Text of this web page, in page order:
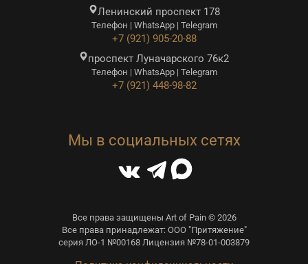
Ленинский проспект 178
Телефон | WhatsApp | Telegram
+7 (921) 905-20-88
проспект Луначарского 76к2
Телефон | WhatsApp | Telegram
+7 (921) 448-98-82
Мы в социальных сетях
Все права защищены Art of Pain © 2026
Все права принадлежат: ООО "Притяжение"
серия ЛО-1 №00168 Лицензия №78-01-003879